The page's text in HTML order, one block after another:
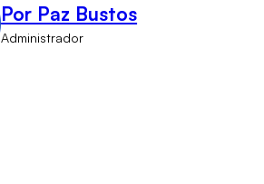
Por Paz Bustos
Administrador